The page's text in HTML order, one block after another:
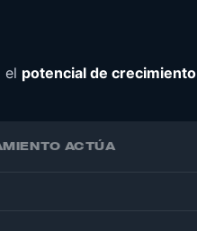
el potencial de crecimiento
ACTÚA